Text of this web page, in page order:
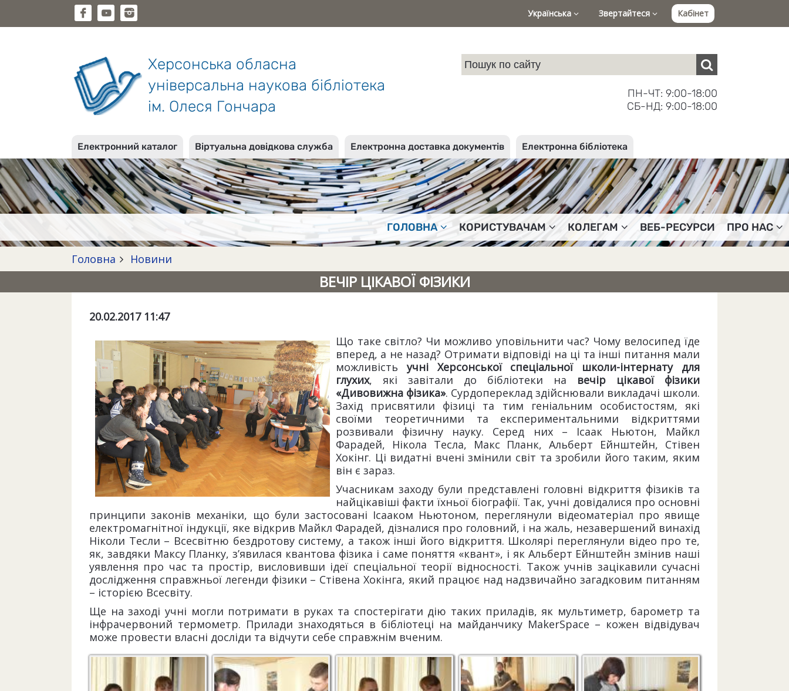
Українська Звертайтеся Кабінет
Херсонська обласна
універсальна наукова бібліотека
ім. Олеся Гончара
ПН-ЧТ: 9:00-18:00
СБ-НД: 9:00-18:00
Електронний каталог Віртуальна довідкова служба Електронна доставка документів Електронна бібліотека
ГОЛОВНА КОРИСТУВАЧАМ КОЛЕГАМ ВЕБ-РЕСУРСИ ПРО НАС
Головна Новини
ВЕЧІР ЦІКАВОЇ ФІЗИКИ
20.02.2017 11:47
Що таке світло? Чи можливо уповільнити час? Чому велосипед їде
вперед, а не назад? Отримати відповіді на ці та інші питання мали
можливістьучні Херсонської спеціальної школи-інтернату для
глухих, які завітали до бібліотеки на вечір цікавої фізики
«Дивовижна фізика». Сурдопереклад здійснювали викладачі школи.
Захід присвятили фізиці та тим геніальним особистостям, які
своїми теоретичними та експериментальними відкриттями
розвивали фізичну науку. Серед них – Ісаак Ньютон, Майкл
Фарадей, Нікола Тесла, Макс Планк, Альберт Ейнштейн, Стівен
Хокінг. Ці видатні вчені змінили світ та зробили його таким, яким
він є зараз.
Учасникам заходу були представлені головні відкриття фізиків та
найцікавіші факти їхньої біографії. Так, учні довідалися про основні
принципи законів механіки, що були застосовані Ісааком Ньютоном, переглянули відеоматеріал про явище
електромагнітної індукції, яке відкрив Майкл Фарадей, дізналися про головний, і на жаль, незавершений винахід
Ніколи Тесли – Всесвітню бездротову систему, а також інші його відкриття. Школярі переглянули відео про те,
як, завдяки Максу Планку, з’явилася квантова фізика і саме поняття «квант», і як Альберт Ейнштейн змінив наші
уявлення про час та простір, висловивши ідеї спеціальної теорії відносності. Також учнів зацікавили сучасні
дослідження справжньої легенди фізики – Стівена Хокінга, який працює над надзвичайно загадковим питанням
– історією Всесвіту.
Ще на заході учні могли потримати в руках та спостерігати дію таких приладів, як мультиметр, барометр та
інфрачервоний термометр. Прилади знаходяться в бібліотеці на майданчику MakerSpace – кожен відвідувач
може провести власні досліди та відчути себе справжнім вченим.